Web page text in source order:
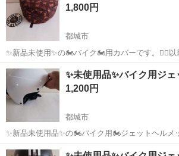
1,800円
都城市
✨新品未使用✨の🏍️バイク🏍️用カバーです。🙇‍♀️以
購入したものです。未開封ですので正確な大きさ
Mサイズと表記されていますので普通二輪クラス
宮崎 都城市 その他
✨未使用品✨バイク用ジ
1,200円
都城市
✨新品未使用品✨の🏍️バイク用🏍️ジェットヘルメ
ズは５７～５９センチです😌💓原付き🛵などミ
宮崎 都城市 セーフティ、チャイルドシ